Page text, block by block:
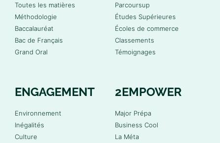
Toutes les matières
Méthodologie
Baccalauréat
Bac de Français
Grand Oral
Parcoursup
Études Supérieures
Écoles de commerce
Classements
Témoignages
ENGAGEMENT
Environnement
Inégalités
Culture
2EMPOWER
Major Prépa
Business Cool
La Méta